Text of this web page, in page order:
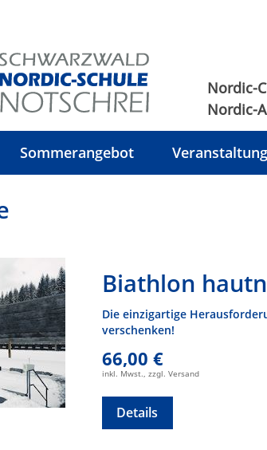
Nordic-
Nordic-
Sommerangebot
Biathlon
Die einzigartige
verschenken!
66,00 €
inkl. Mwst., zzgl. Versand
Details